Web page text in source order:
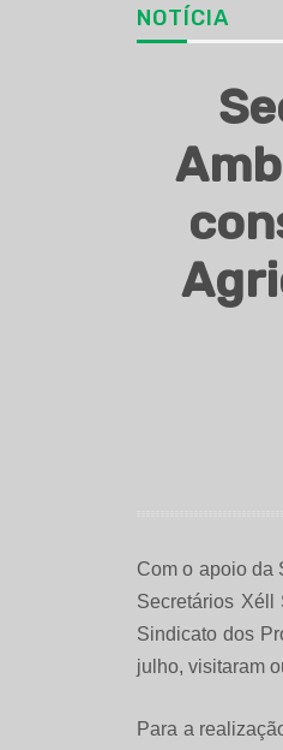
NOTÍCIA
Com o apoio da
Secretários Xéll
Sindicato dos
julho, visitaram
Para a